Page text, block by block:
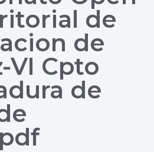
de
de
VI Cpto
de